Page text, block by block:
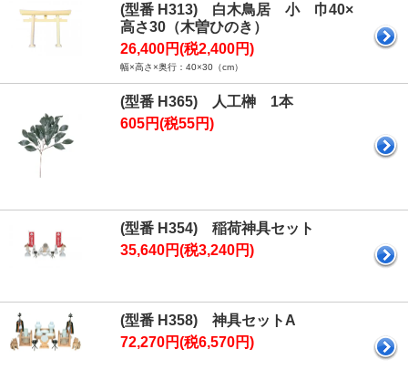
(型番 H313) 白木鳥居 小 巾40×
高さ30（木曽ひのき）
26,400円(税2,400円)
幅×高さ×奥行：40×30（cm）
(型番 H365) 人工榊 1本
605円(税55円)
(型番 H354) 稲荷神具セット
35,640円(税3,240円)
(型番 H358) 神具セットA
72,270円(税6,570円)